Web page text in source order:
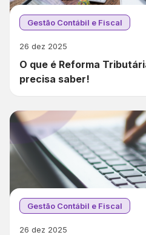
Gestão Contábil e Fiscal
26 dez 2025
O que é Reforma
precisa saber!
Gestão Contábil e Fiscal
26 dez 2025